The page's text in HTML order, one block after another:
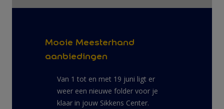
Mooie Meesterhand
aanbiedingen
Van 1 tot en met 19 juni ligt er
weer een nieuwe folder voor je
klaar in jouw Sikkens Center.